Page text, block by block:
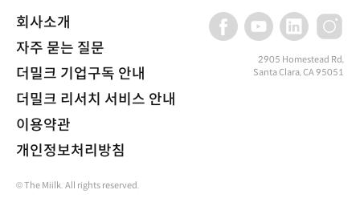
회사소개
자주 묻는 질문
더밀크 기업구독 안내
더밀크 리서치 서비스 안내
이용약관
개인정보처리방침
2905 Homestead Rd,
Santa Clara, CA 95051
© The Miilk. All rights reserved.